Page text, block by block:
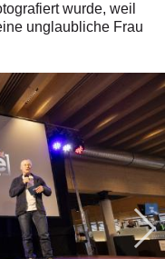
wurde, weil
unglaubliche Frau